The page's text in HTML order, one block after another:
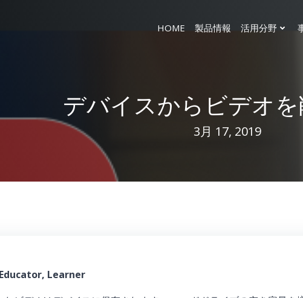
HOME 製品情報 活用分野
デバイスからビデオ
3月 17, 2019
Learner